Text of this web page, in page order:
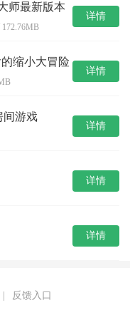
师最新版本
172.76MB
详情
缩小大冒险
详情
间游戏
详情
详情
详情
反馈入口